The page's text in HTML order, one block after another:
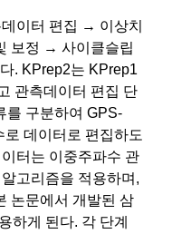
이터 편집 → 이상치
보정 → 사이클슬립
. KPrep2는 KPrep1
관측데이터 편집 단
를 구분하여 GPS-
데이터로 편집하도
터는 이중주파수 관
고리즘을 적용하며,
논문에서 개발된 삼
하게 된다. 각 단계